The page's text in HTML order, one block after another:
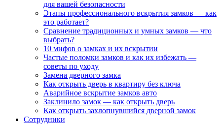
для вашей безопасности
Этапы профессионального вскрытия замков — как
это работает?
Сравнение традиционных и умных замков — что
выбрать?
10 мифов о замках и их вскрытии
Частые поломки замков и как их избежать —
советы по уходу
Замена дверного замка
Как открыть дверь в квартиру без ключа
Аварийное вскрытие замков авто
Заклинило замок — как открыть дверь
Как открыть захлопнувшийся дверной замок
Сотрудники